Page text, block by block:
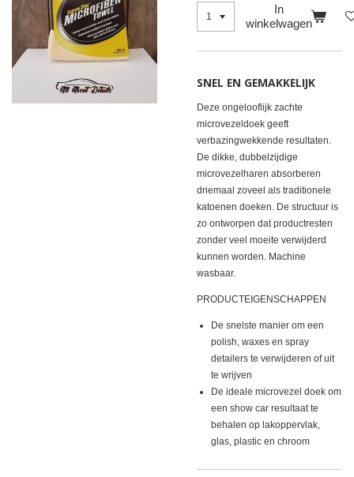
In
winkelwagen
SNEL EN GEMAKKELIJK
Deze ongelooflijk zachte
microvezeldoek geeft
verbazingwekkende resultaten.
De dikke, dubbelzijdige
microvezelharen absorberen
driemaal zoveel als traditionele
katoenen doeken. De structuur is
zo ontworpen dat productresten
zonder veel moeite verwijderd
kunnen worden. Machine
wasbaar.
PRODUCTEIGENSCHAPPEN
De snelste manier om een
polish, waxes en spray
detailers te verwijderen of uit
te wrijven
De ideale microvezel doek om
een show car resultaat te
behalen op lakoppervlak,
glas, plastic en chroom